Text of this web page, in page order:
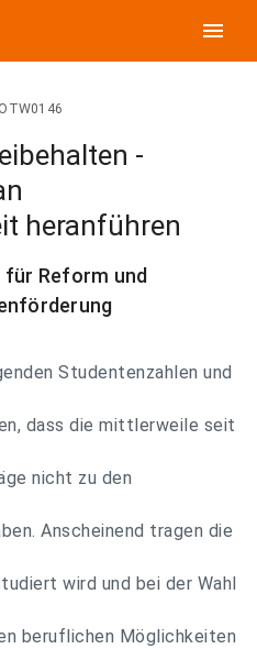
menu
-
heranführen
Reform und
Studentenzahlen und
dass die mittlerweile seit
nicht zu den
Anscheinend tragen die
wird und bei der Wahl
beruflichen Möglichkeiten